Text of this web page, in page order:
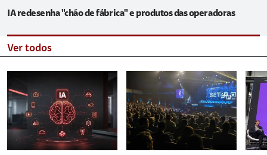
IA redesenha "chão de fábrica" e produtos das operadoras
Ver todos